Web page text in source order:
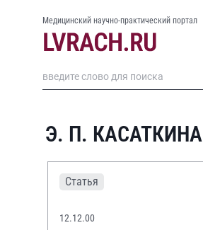
Медицинский научно-практический портал
Э. П. КАСАТКИНА
Статья
12.12.00